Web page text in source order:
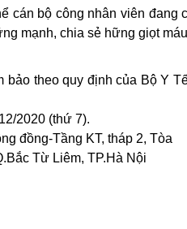
cán bộ công nhân viên
mạnh, chia sẻ hững giọt
theo quy định của Bộ Y
2020 (thứ 7).
đồng-Tầng KT, tháp 2, Tòa
Từ Liêm, TP.Hà Nội